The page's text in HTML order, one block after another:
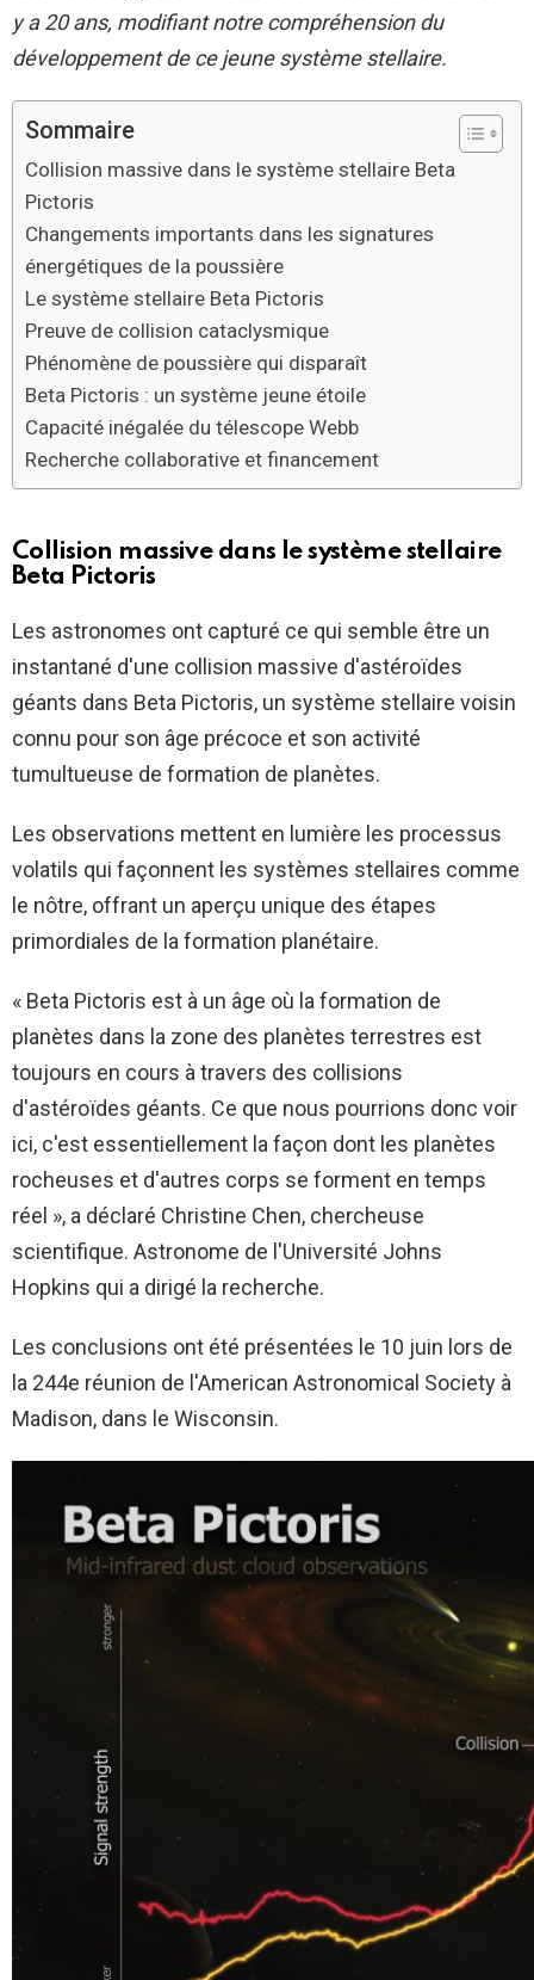
y a 20 ans, modifiant notre compréhension du
développement de ce jeune système stellaire.
Sommaire
Collision massive dans le système stellaire Beta
Pictoris
Changements importants dans les signatures
énergétiques de la poussière
Le système stellaire Beta Pictoris
Preuve de collision cataclysmique
Phénomène de poussière qui disparaît
Beta Pictoris : un système jeune étoile
Capacité inégalée du télescope Webb
Recherche collaborative et financement
Collision massive dans le système stellaire
Beta Pictoris
Les astronomes ont capturé ce qui semble être un
instantané d'une collision massive d'astéroïdes
géants dans Beta Pictoris, un système stellaire voisin
connu pour son âge précoce et son activité
tumultueuse de formation de planètes.
Les observations mettent en lumière les processus
volatils qui façonnent les systèmes stellaires comme
le nôtre, offrant un aperçu unique des étapes
primordiales de la formation planétaire.
« Beta Pictoris est à un âge où la formation de
planètes dans la zone des planètes terrestres est
toujours en cours à travers des collisions
d'astéroïdes géants. Ce que nous pourrions donc voir
ici, c'est essentiellement la façon dont les planètes
rocheuses et d'autres corps se forment en temps
réel », a déclaré Christine Chen, chercheuse
scientifique. Astronome de l'Université Johns
Hopkins qui a dirigé la recherche.
Les conclusions ont été présentées le 10 juin lors de
la 244e réunion de l'American Astronomical Society à
Madison, dans le Wisconsin.